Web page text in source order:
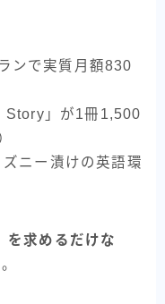
ンで実質月額830
Story」が1冊1,500
ニー漬けの英語環
を求めるだけな